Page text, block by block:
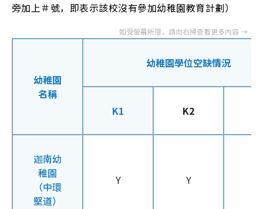
旁加上＃號，即表示該校沒有參加幼稚園教育計劃）
幼稚園
名稱
幼稚園學位空缺情況
K1 K2
迦南幼
稚園
（中環
堅道）
Y Y